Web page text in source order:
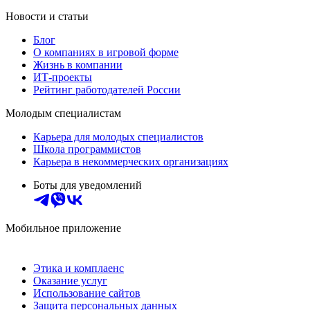
Новости и статьи
Блог
О компаниях в игровой форме
Жизнь в компании
ИТ-проекты
Рейтинг работодателей России
Молодым специалистам
Карьера для молодых специалистов
Школа программистов
Карьера в некоммерческих организациях
Боты для уведомлений
Мобильное приложение
Этика и комплаенс
Оказание услуг
Использование сайтов
Защита персональных данных